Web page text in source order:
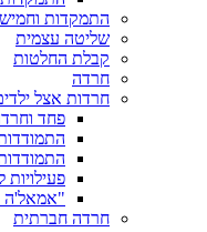
התמקדות וחמישה
שליטה עצמית
קבלת החלטות
חרדה
חרדות אצל
פחד
"אמאל'ה
חרדה חברתית